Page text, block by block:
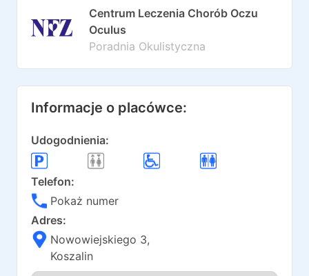
Centrum Leczenia Chorób Oczu
Oculus
Poradnia Okulistyczna
Informacje o placówce:
Udogodnienia:
Telefon:
Pokaż numer
Adres:
Nowowiejskiego 3,
Koszalin